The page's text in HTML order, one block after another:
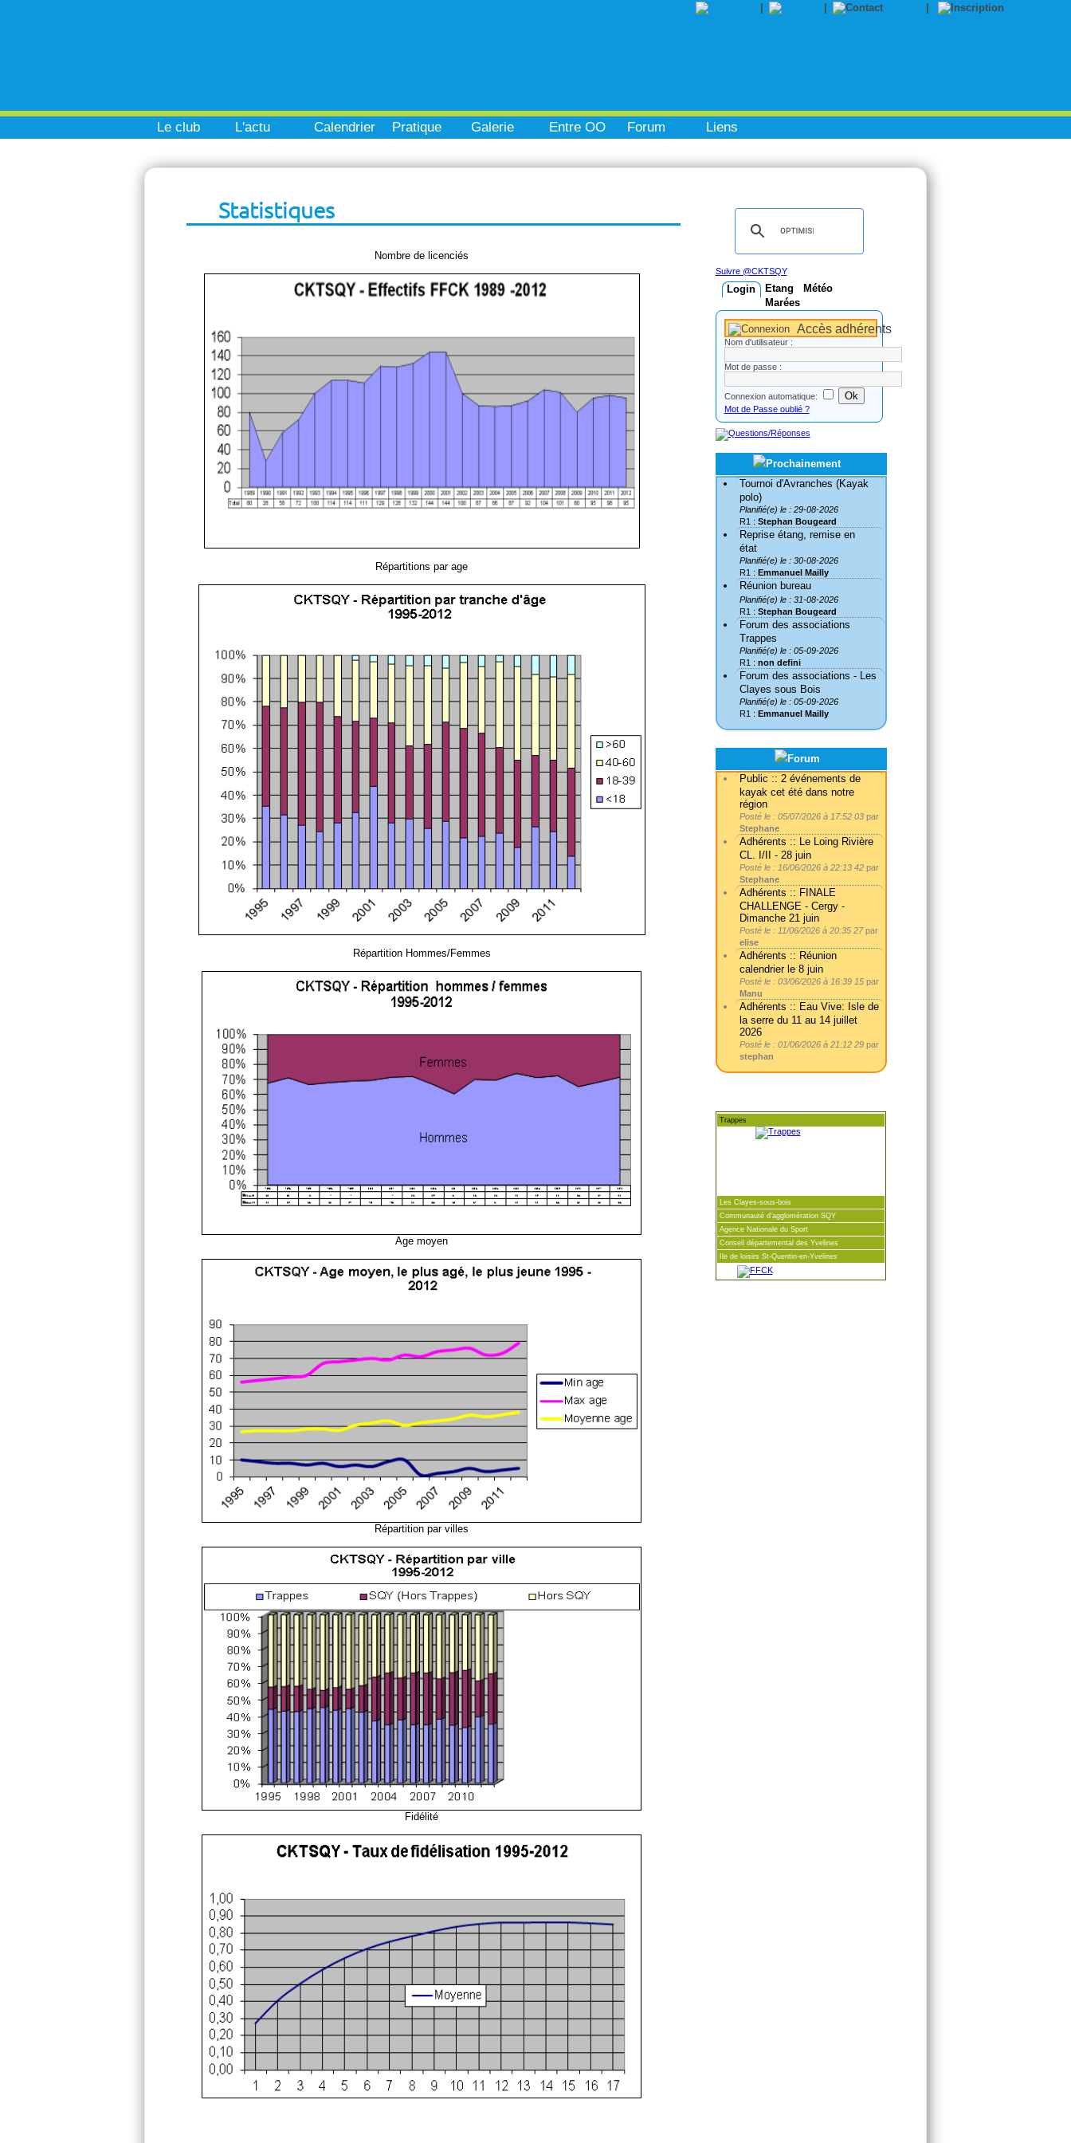
Le club L'actu Calendrier Pratique Galerie Entre OO Forum Liens
Statistiques
Nombre de licenciés
Répartitions par age
Répartition Hommes/Femmes
Age moyen
Répartition par villes
Fidélité
Suivre @CKTSQY
Login Etang
Météo
Marées
Accès adhérents
Nom d'utilisateur :
Mot de passe :
Connexion automatique:
Mot de Passe oublié ?
Tournoi d'Avranches (Kayak
polo)
Planifié(e) le : 29-08-2026
R1 : Stephan Bougeard
Reprise étang, remise en
état
Planifié(e) le : 30-08-2026
R1 : Emmanuel Mailly
Réunion bureau
Planifié(e) le : 31-08-2026
R1 : Stephan Bougeard
Forum des associations
Trappes
Planifié(e) le : 05-09-2026
R1 : non defini
Forum des associations - Les
Clayes sous Bois
Planifié(e) le : 05-09-2026
R1 : Emmanuel Mailly
Public :: 2 événements de
kayak cet été dans notre
région
Posté le : 05/07/2026 à 17:52 03 par
Stephane
Adhérents :: Le Loing Rivière
CL. I/II - 28 juin
Posté le : 16/06/2026 à 22:13 42 par
Stephane
Adhérents :: FINALE
CHALLENGE - Cergy -
Dimanche 21 juin
Posté le : 11/06/2026 à 20:35 27par
elise
Adhérents :: Réunion
calendrier le 8 juin
Posté le : 03/06/2026 à 16:39 15 par
Manu
Adhérents :: Eau Vive: Isle de
la serre du 11 au 14 juillet
2026
Posté le : 01/06/2026 à 21:12 29 par
stephan
Trappes
Les Clayes-sous-bois
Communauté d'agglomération SQY
Agence Nationale du Sport
Conseil départemental des Yvelines
Ile de loisirs St-Quentin-en-Yvelines